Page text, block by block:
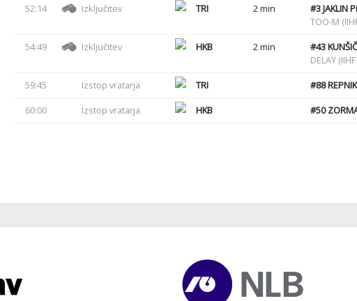
52:14 Izključitev TRI 2 min #3JAKLIN
TOO-M
54:49 Izključitev HKB 2 min #43
DELAY
59:45 Izstop vratarja TRI #88
60:00
Izstop vratarja HKB #50